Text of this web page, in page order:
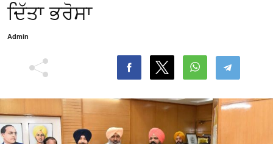
ਦਿੱਤਾ ਭਰੋਸਾ
Admin